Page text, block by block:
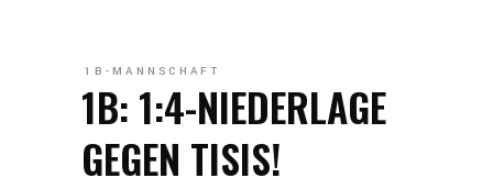
1B-MANNSCHAFT
1B: 1:4-NIEDERLAGE
GEGEN TISIS!